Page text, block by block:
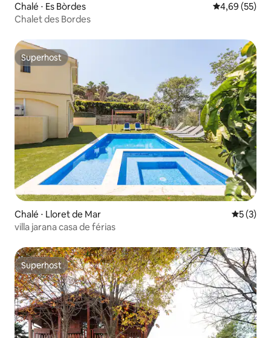
Chalé ⋅ Es Bòrdes 4,69 de uma
4,69 (55)
Chalet des Bordes
Superhost
Superhost
Chalé ⋅ Lloret de Mar 5 de
5 (3)
villa jarana casa de férias
Superhost
Superhost